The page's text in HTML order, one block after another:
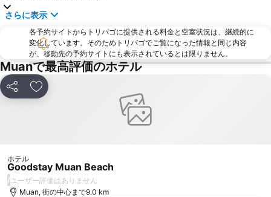
さらに表示
各予約サイトからトリバゴに提供される料金と空室状況は、継続的に
変化しています。そのためトリバゴでご覧になった情報と同じ内容
が、移動先の予約サイトにも表示されているとは限りません。
Muanで最高評価のホテル
シェア お気に入りに追加
ホテル
Goodstay Muan Beach
/ ユーザー評価はありません
Muan, 街の中心まで9.0 km